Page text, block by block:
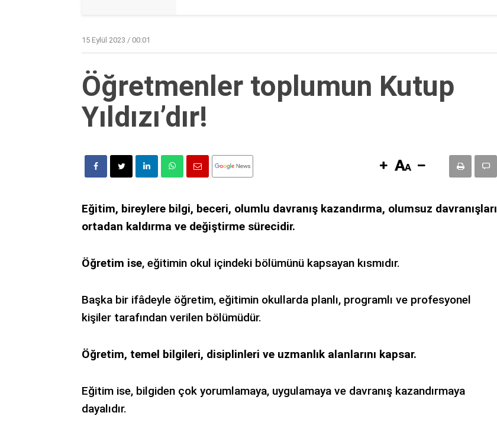
15 Eylül 2023 / 00:01
Öğretmenler toplumun Kutup
Yıldızı’dır!
Eğitim, bireylere bilgi, beceri, olumlu davranış kazandırma, olumsuz davranışları
ortadan kaldırma ve değiştirme sürecidir.
Öğretim ise, eğitimin okul içindeki bölümünü kapsayan kısmıdır.
Başka bir ifâdeyle öğretim, eğitimin okullarda planlı, programlı ve profesyonel
kişiler tarafından verilen bölümüdür.
Öğretim, temel bilgileri, disiplinleri ve uzmanlık alanlarını kapsar.
Eğitim ise, bilgiden çok yorumlamaya, uygulamaya ve davranış kazandırmaya
dayalıdır.